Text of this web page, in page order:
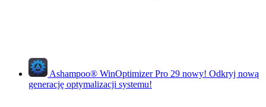
Ashampoo® WinOptimizer Pro 29 nowy! Odkryj nową
generację optymalizacji systemu!